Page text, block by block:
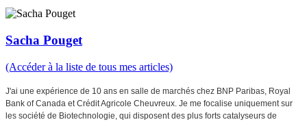
Sacha Pouget
(Accéder à la liste de tous mes articles)
J'ai une expérience de 10 ans en salle de marchés chez BNP Paribas, Royal
Bank of Canada et Crédit Agricole Cheuvreux. Je me focalise uniquement sur
les société de Biotechnologie, qui disposent des plus forts catalyseurs de